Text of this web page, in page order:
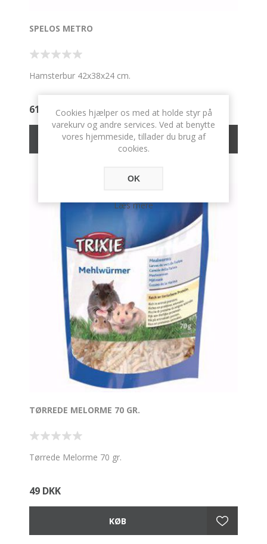
SPELOS METRO
Hamsterbur 42x38x24 cm.
615 DKK
TØRREDE MELORME 70 GR.
Tørrede Melorme 70 gr.
49 DKK
Cookies hjælper os med at holde styr på
varekurv og andre services. Ved at benytte
vores hjemmeside, tillader du brug af
cookies.
OK
Læs mere